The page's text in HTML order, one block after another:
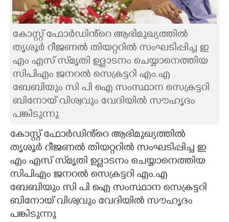
ASTRO
CARTOONS
LITERATURE
CONTACT US
കോസ്റ്റ് ഫോർഡിൻ്റെ ആഭിമുഖ്യത്തിൽ
തൃശൂർ റീജണൽ തിയറ്ററിൽ സംഘടിപ്പിച്ച ഇ
എം എസ് സ്‌മൃതി ഉദ്ലാടനം ചെയ്യാനെത്തിയ
സിപിഎം ജനറൽ സെക്രട്ടറി എം.എ
ബേബിയും സി പി ഐ സംസ്ഥാന സെക്രട്ടറി
ബിനോയ് വിശ്വവും വേദിയിൽ സൗഹൃദം
പങ്കിടുന്നു
കോസ്റ്റ് ഫോർഡിൻ്റെ ആഭിമുഖ്യത്തിൽ
തൃശൂർ റീജണൽ തിയറ്ററിൽ സംഘടിപ്പിച്ച ഇ
എം എസ് സ്‌മൃതി ഉദ്ലാടനം ചെയ്യാനെത്തിയ
സിപിഎം ജനറൽ സെക്രട്ടറി എം.എ
ബേബിയും സി പി ഐ സംസ്ഥാന സെക്രട്ടറി
ബിനോയ് വിശ്വവും വേദിയിൽ സൗഹൃദം
പങ്കിടുന്നു